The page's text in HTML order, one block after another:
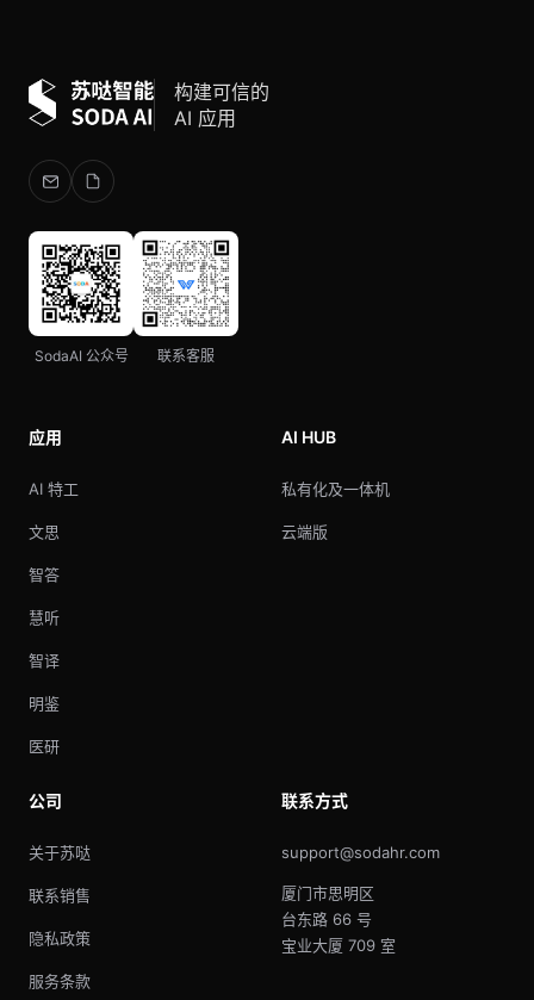
构建可信的
AI 应用
SodaAI 公众号 联系客服
应用
AI 特工
文思
智答
慧听
智译
明鉴
医研
AI HUB
私有化及一体机
云端版
公司
关于苏哒
联系销售
隐私政策
服务条款
联系方式
support@sodahr.com
厦门市思明区
台东路 66 号
宝业大厦 709 室